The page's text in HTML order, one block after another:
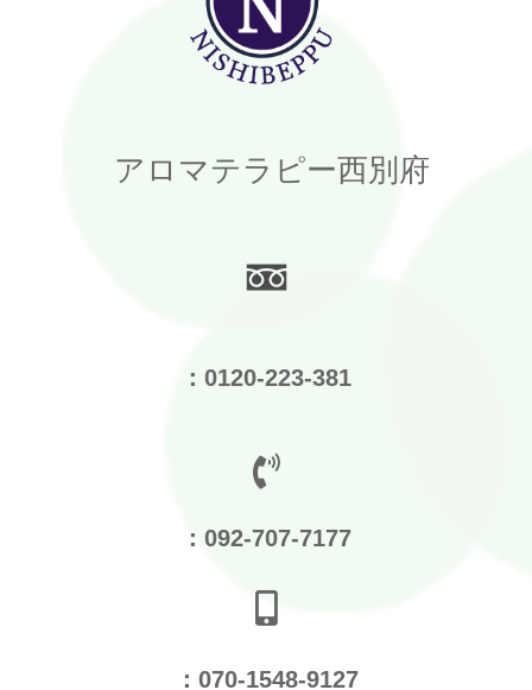
アロマテラピー西別府
：0120-223-381
：092-707-7177
：070-1548-9127